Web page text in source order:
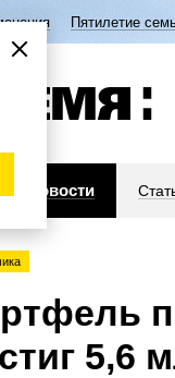
Пятилетие
Новости
5,6